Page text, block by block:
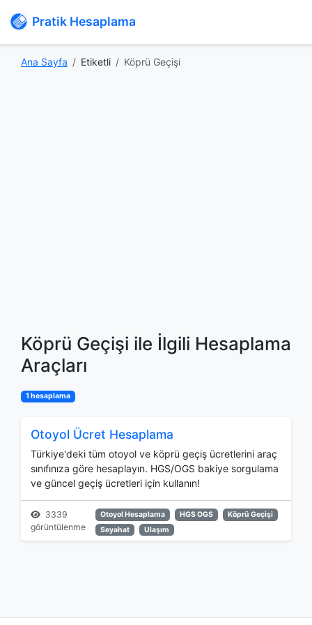
Pratik Hesaplama
Ana Sayfa Etiketli Köprü Geçişi
Köprü Geçişi ile İlgili Hesaplama
Araçları
1 hesaplama
Otoyol Ücret Hesaplama
Türkiye'deki tüm otoyol ve köprü geçiş ücretlerini araç
sınıfınıza göre hesaplayın. HGS/OGS bakiye sorgulama
ve güncel geçiş ücretleri için kullanın!
3339
görüntülenme
Otoyol Hesaplama HGS OGS
Köprü Geçişi
Seyahat
Ulaşım